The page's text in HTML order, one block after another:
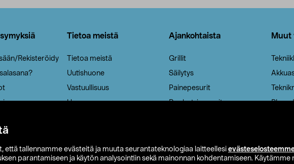
että tallennamme evästeitä ja muuta seurantateknologiaa laitteellesi
parantamiseen ja käytön analysointiin sekä mainonnan kohdentamiseen. Käytämme
Rekisteröidy
Tietoa meistä
Tietoa meistä
Uutishuone
Vastuullisuus
Ura
Ajankohtaista
Grillit
Säilytys
Painepesurit
Ruohotrimmerit
Muut